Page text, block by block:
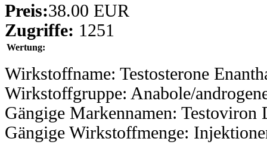
Preis:38.00 EUR
Zugriffe: 1251
Wertung:
Wirkstoffname: Testosterone
Wirkstoffgruppe: Anabole/
Gängige Markennamen: Testoviron
Gängige Wirkstoffmenge: